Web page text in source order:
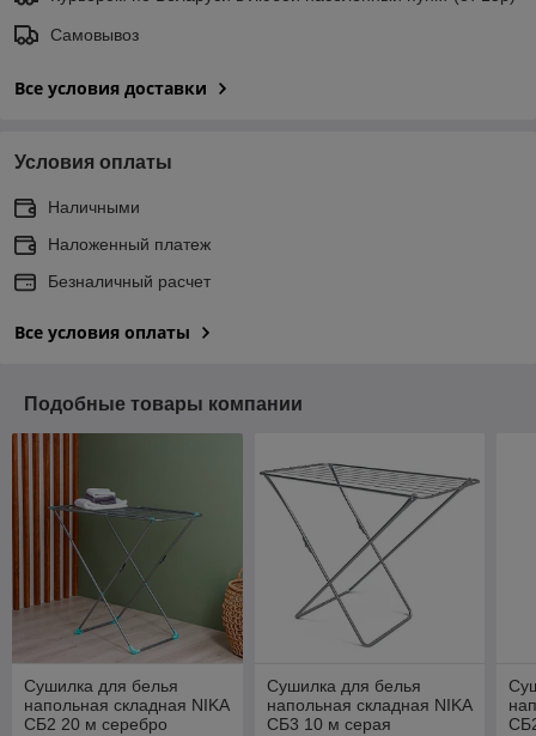
Самовывоз
Все условия доставки
Условия оплаты
Наличными
Наложенный платеж
Безналичный расчет
Все условия оплаты
Подобные товары компании
Сушилка для белья
напольная складная NIKA
СБ2 20 м серебро
Сушилка для белья
напольная складная NIKA
СБ3 10 м серая